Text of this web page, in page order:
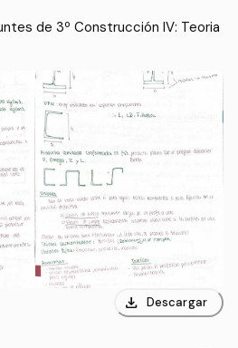
de 3º Construcción IV: Teoria
download Descargar